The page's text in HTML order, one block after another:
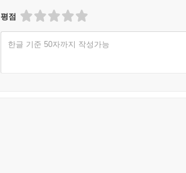
평점
한글 기준 50자까지 작성가능